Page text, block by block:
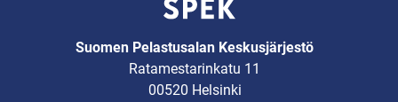
Suomen Pelastusalan Keskusjärjestö
Ratamestarinkatu 11
00520 Helsinki